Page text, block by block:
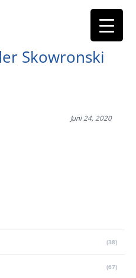
Skowronski
Juni 24, 2020
(38)
(67)